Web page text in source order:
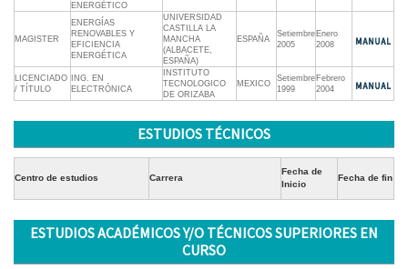
ENERGÉTICO
MAGISTER
ENERGÍAS
RENOVABLES Y
EFICIENCIA
ENERGÉTICA
UNIVERSIDAD
CASTILLA LA
MANCHA
(ALBACETE,
ESPAÑA)
ESPAÑA
Setiembre
2005
Enero
2008
LICENCIADO
/ TÍTULO
ING. EN
ELECTRÓNICA
INSTITUTO
TECNOLOGICO
DE ORIZABA
MEXICO
Setiembre
1999
Febrero
2004
ESTUDIOS TÉCNICOS
Centro de estudios Carrera
Fecha de
Inicio
Fecha de fin
ESTUDIOS ACADÉMICOS Y/O TÉCNICOS SUPERIORES EN
CURSO